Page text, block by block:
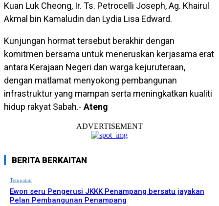
Kuan Luk Cheong, Ir. Ts. Petrocelli Joseph, Ag. Khairul
Akmal bin Kamaludin dan Lydia Lisa Edward.
Kunjungan hormat tersebut berakhir dengan
komitmen bersama untuk meneruskan kerjasama erat
antara Kerajaan Negeri dan warga kejuruteraan,
dengan matlamat menyokong pembangunan
infrastruktur yang mampan serta meningkatkan kualiti
hidup rakyat Sabah.- Ateng
ADVERTISEMENT
BERITA BERKAITAN
Tempatan
Ewon seru Pengerusi JKKK Penampang bersatu jayakan
Pelan Pembangunan Penampang